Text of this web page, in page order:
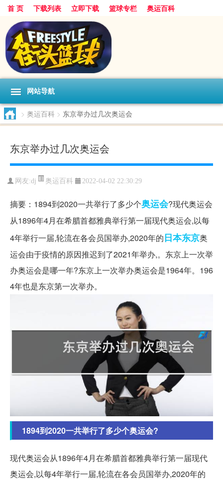
首 页 下载列表 立即下载 篮球专栏 奥运百科
网站导航
> 奥运百科 > 东京举办过几次奥运会
东京举办过几次奥运会
网友:dj 奥运百科 2022-04-02 22:30:29
摘要：1894到2020一共举行了多少个奥运会?现代奥运会
从1896年4月在希腊首都雅典举行第一届现代奥运会,以每
4年举行一届,轮流在各会员国举办,2020年的日本东京奥
运会由于疫情的原因推迟到了2021年举办,。东京上一次举
办奥运会是哪一年?东京上一次举办奥运会是1964年。196
4年也是东京第一次举办。
1894到2020一共举行了多少个奥运会?
现代奥运会从1896年4月在希腊首都雅典举行第一届现代
奥运会,以每4年举行一届,轮流在各会员国举办,2020年的